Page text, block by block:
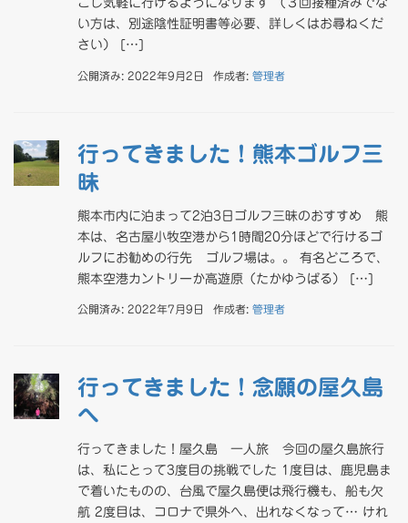
こし気軽に行けるようになります （３回接種済みでな
い方は、別途陰性証明書等必要、詳しくはお尋ねくだ
さい） […]
公開済み: 2022年9月2日 作成者: 管理者
行ってきました！熊本ゴルフ三
昧
熊本市内に泊まって2泊3日ゴルフ三昧のおすすめ 熊
本は、名古屋小牧空港から1時間20分ほどで行けるゴ
ルフにお勧めの行先 ゴルフ場は。。 有名どころで、
熊本空港カントリーか高遊原（たかゆうばる） […]
公開済み: 2022年7月9日 作成者: 管理者
行ってきました！念願の屋久島
へ
行ってきました！屋久島 一人旅 今回の屋久島旅行
は、私にとって3度目の挑戦でした 1度目は、鹿児島ま
で着いたものの、台風で屋久島便は飛行機も、船も欠
航 2度目は、コロナで県外へ、出れなくなって… けれ